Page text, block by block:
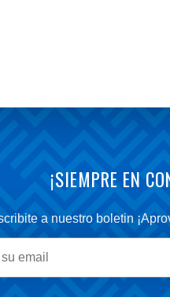
¡SIEMPRE EN
a nuestro boletin